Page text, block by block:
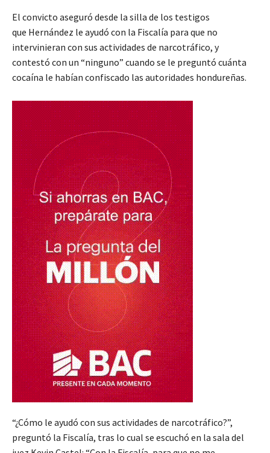
El convicto aseguró desde la silla de los testigos
que Hernández le ayudó con la Fiscalía para que no
intervinieran con sus actividades de narcotráfico, y
contestó con un “ninguno” cuando se le preguntó cuánta
cocaína le habían confiscado las autoridades hondureñas.
“¿Cómo le ayudó con sus actividades de narcotráfico?”,
preguntó la Fiscalía, tras lo cual se escuchó en la sala del